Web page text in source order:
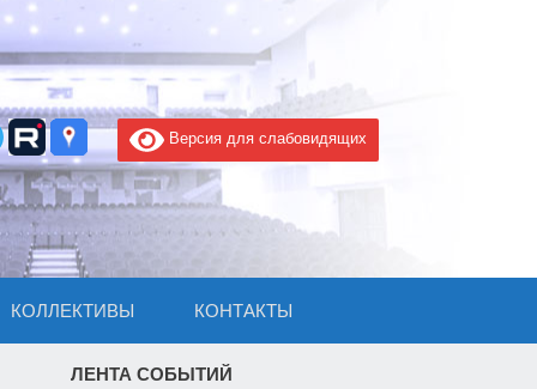
Версия для слабовидящих
КОЛЛЕКТИВЫ КОНТАКТЫ
ЛЕНТА СОБЫТИЙ